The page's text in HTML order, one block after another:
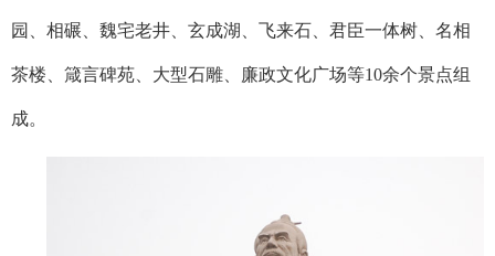
园、相碾、魏宅老井、玄成湖、飞来石、君臣一体树、名相
茶楼、箴言碑苑、大型石雕、廉政文化广场等10余个景点组
成。